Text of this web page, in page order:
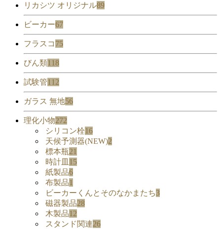
リカシツ オリジナル89
ビーカー67
フラスコ 75
びん類118
試験管112
ガラス 無地56
理化小物272
シリコン栓16
天候予測器(NEW)2
標本瓶21
時計皿 15
紙製品6
布製品1
ビーカーくんとそのなかまたち3
磁器製品28
木製品12
スタンド関連26